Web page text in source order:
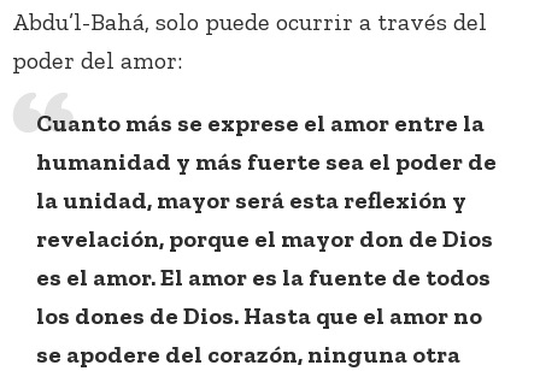
Abdu’l-Bahá, solo puede ocurrir a través del
poder del amor:
Cuanto más se exprese el amor entre la
humanidad y más fuerte sea el poder de
la unidad, mayor será esta reflexión y
revelación, porque el mayor don de Dios
es el amor. El amor es la fuente de todos
los dones de Dios. Hasta que el amor no
se apodere del corazón, ninguna otra